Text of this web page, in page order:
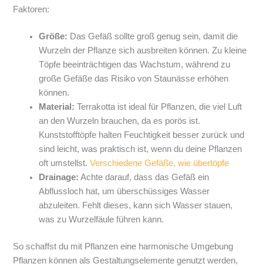
Faktoren:
Größe: Das Gefäß sollte groß genug sein, damit die
Wurzeln der Pflanze sich ausbreiten können. Zu kleine
Töpfe beeinträchtigen das Wachstum, während zu
große Gefäße das Risiko von Staunässe erhöhen
können.
Material: Terrakotta ist ideal für Pflanzen, die viel Luft
an den Wurzeln brauchen, da es porös ist.
Kunststofftöpfe halten Feuchtigkeit besser zurück und
sind leicht, was praktisch ist, wenn du deine Pflanzen
oft umstellst.Verschiedene Gefäße, wie übertöpfe
Drainage: Achte darauf, dass das Gefäß ein
Abflussloch hat, um überschüssiges Wasser
abzuleiten. Fehlt dieses, kann sich Wasser stauen,
was zu Wurzelfäule führen kann.
So schaffst du mit Pflanzen eine harmonische Umgebung
Pflanzen können als Gestaltungselemente genutzt werden,